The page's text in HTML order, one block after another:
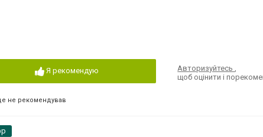
Я рекомендую
не рекомендував
Авторизуйтесь,
щоб оцінити і